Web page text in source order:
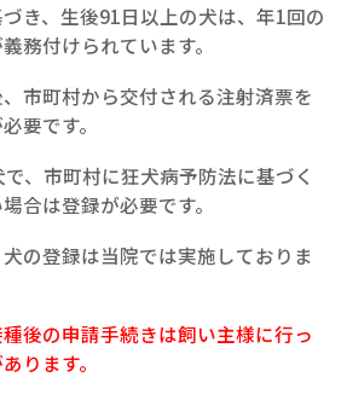
き、生後91日以上の犬は、年1回の
務付けられています。
市町村から交付される注射済票を
要です。
、市町村に狂犬病予防法に基づく
合は登録が必要です。
の登録は当院では実施しておりま
後の申請手続きは飼い主様に行っ
ります。